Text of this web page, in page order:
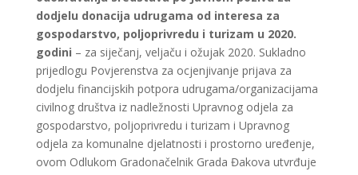
dodjelu donacija udrugama od interesa za
gospodarstvo, poljoprivredu i turizam u 2020.
godini – za siječanj, veljaču i ožujak 2020. Sukladno
prijedlogu Povjerenstva za ocjenjivanje prijava za
dodjelu financijskih potpora udrugama/organizacijama
civilnog društva iz nadležnosti Upravnog odjela za
gospodarstvo, poljoprivredu i turizam i Upravnog
odjela za komunalne djelatnosti i prostorno uređenje,
ovom Odlukom Gradonačelnik Grada Đakova utvrđuje